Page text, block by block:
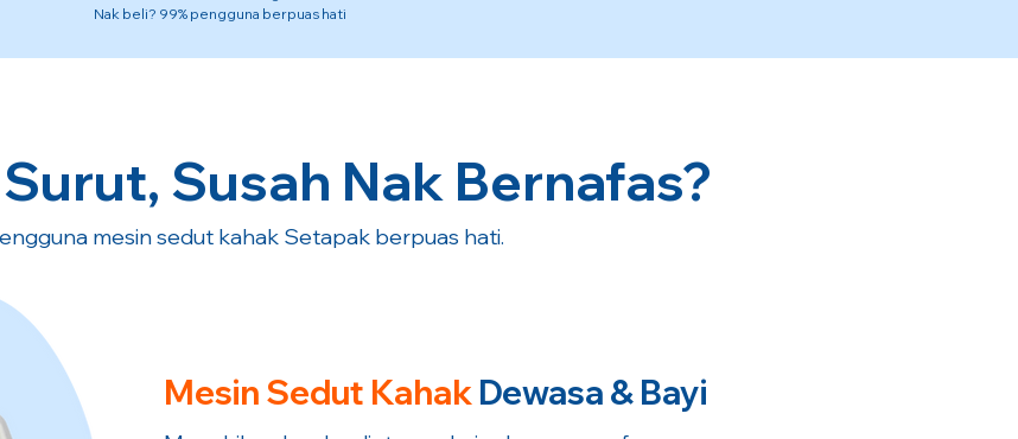
Nak beli? 99% pengguna berpuas hati
Susah Nak Bernafas?
mesin sedut kahak Setapak berpuas hati.
Mesin Sedut Kahak Dewasa & Bayi